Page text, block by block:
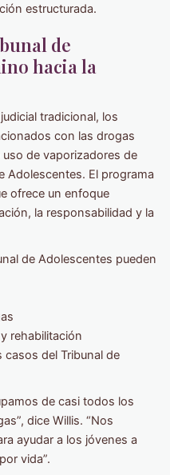
estructurada.
de
hacia la
tradicional, los
con las drogas
de vaporizadores de
Adolescentes. El programa
ofrece un enfoque
la responsabilidad y la
de Adolescentes pueden
rehabilitación
del Tribunal de
de casi todos los
dice Willis. “Nos
ayudar a los jóvenes a
vida”.